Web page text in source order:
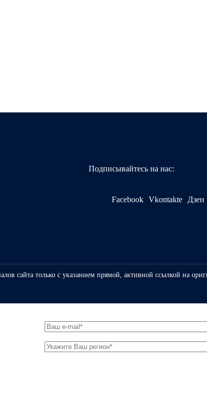
Подписывайтесь на нас:
Facebook Vkontakte Дзен
сайта только с указанием прямой, активной ссылкой на